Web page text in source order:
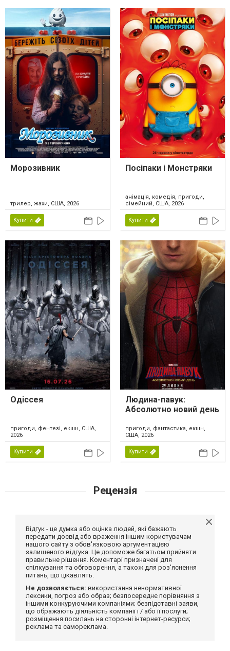
Морозивник
трилер, жахи, США, 2026
Купити
Посіпаки і Монстряки
анімація, комедія, пригоди,
сімейний, США, 2026
Купити
Одіссея
пригоди, фентезі, екшн, США,
2026
Купити
Людина-павук:
Абсолютно новий день
пригоди, фантастика, екшн,
США, 2026
Купити
Рецензія
Відгук - це думка або оцінка людей, які бажають
передати досвід або враження іншим користувачам
нашого сайту з обов'язковою аргументацією
залишеного відгука. Це допоможе багатьом прийняти
правильне рішення. Коментарі призначені для
спілкування та обговорення, а також для роз'яснення
питань, що цікавлять.
Не дозволяється: використання ненормативної
лексики, погроз або образ; безпосереднє порівняння з
іншими конкуруючими компаніями; безпідставні заяви,
що ображають діяльність компанії і / або її послуги;
розміщення посилань на сторонні інтернет-ресурси;
реклама та самореклама.